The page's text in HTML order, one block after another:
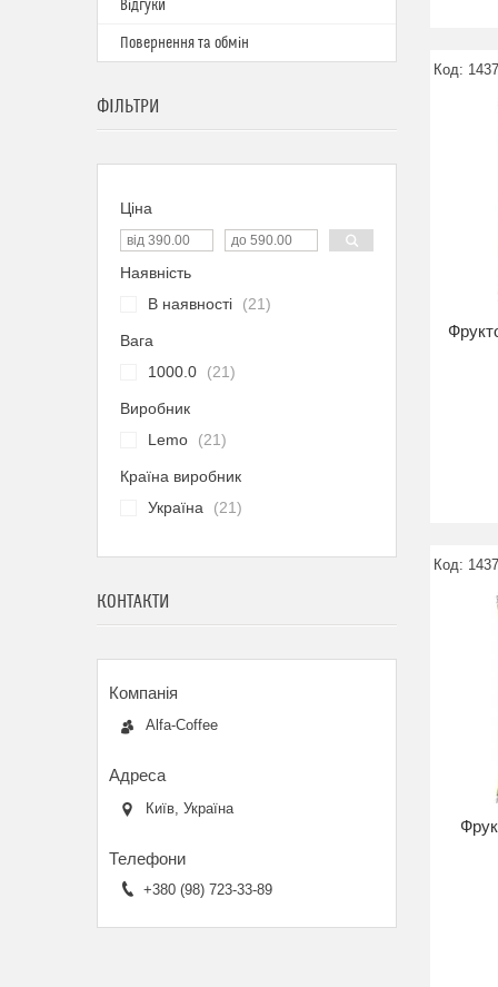
Відгуки
Повернення та обмін
ФІЛЬТРИ
Ціна
Наявність
В наявності
21
Вага
1000.0
21
Виробник
Lemo
21
Країна виробник
Україна
21
КОНТАКТИ
Alfa-Coffee
Київ, Україна
+380 (98) 723-33-89